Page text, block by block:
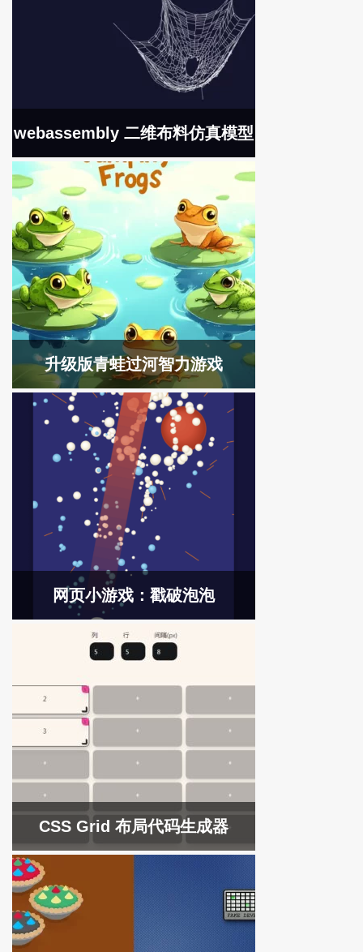
webassembly 二维布料仿真模型
升级版青蛙过河智力游戏
网页小游戏：戳破泡泡
CSS Grid 布局代码生成器